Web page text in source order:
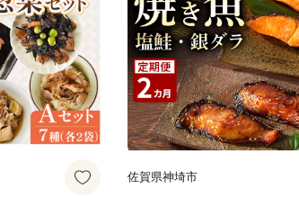
千穂町 _Tk005-105
佐賀県神埼市